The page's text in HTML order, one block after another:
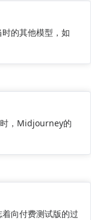
的其他模型，如
，Midjourney的
向付费测试版的过